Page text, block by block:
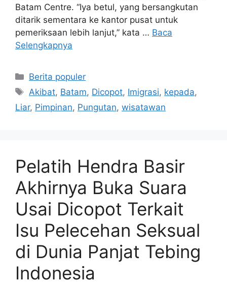
Batam Centre. “Iya betul, yang bersangkutan
ditarik sementara ke kantor pusat untuk
pemeriksaan lebih lanjut,” kata … Baca
Selengkapnya
Kategori
Berita populer
Tag
Akibat, Batam, Dicopot, Imigrasi, kepada,
Liar, Pimpinan, Pungutan, wisatawan
Pelatih Hendra Basir
Akhirnya Buka Suara
Usai Dicopot Terkait
Isu Pelecehan Seksual
di Dunia Panjat Tebing
Indonesia